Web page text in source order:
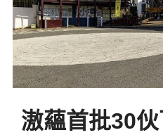
滶蘊首批30